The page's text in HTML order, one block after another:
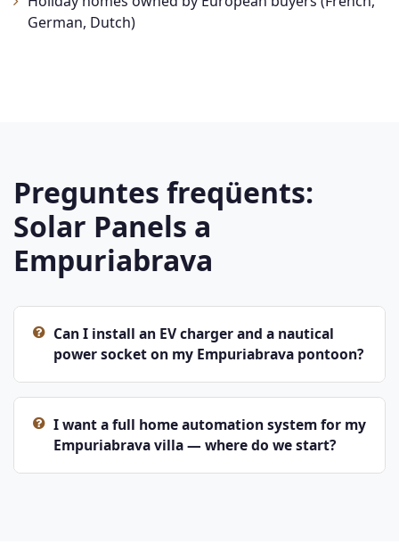
German, Dutch)
Preguntes freqüents:
Solar Panels a
Empuriabrava
Can I install an EV charger and a nautical
power socket on my Empuriabrava pontoon?
I want a full home automation system for my
Empuriabrava villa — where do we start?